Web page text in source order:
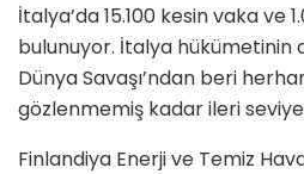
İtalya’da 15.100 kesin vaka ve
bulunuyor. İtalya hükümetinin
Dünya Savaşı’ndan beri
gözlenmemiş kadar ileri
Finlandiya Enerji ve Temiz